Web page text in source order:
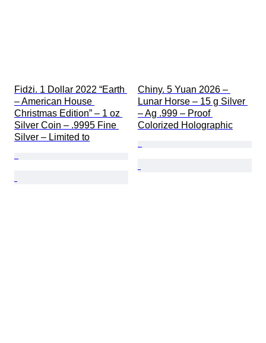
Fidżi. 1 Dollar 2022 “Earth
– American House
Christmas Edition” – 1 oz
Silver Coin – .9995 Fine
Silver – Limited to
Chiny. 5 Yuan 2026 –
Lunar Horse – 15 g Silver
– Ag .999 – Proof
Colorized Holographic